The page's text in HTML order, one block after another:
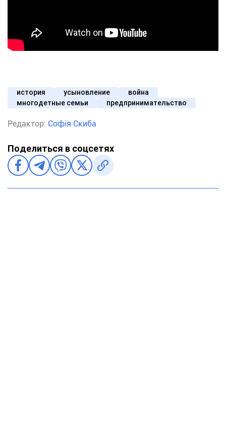
история усыновление
война
многодетные семьи
предпринимательство
Редактор: Софія Скиба
Поделиться в соцсетях